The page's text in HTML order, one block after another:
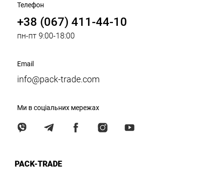
Телефон
+38 (067) 411-44-10
пн-пт 9:00-18:00
Email
info@pack-trade.com
Ми в соціальних мережах
PACK-TRADE